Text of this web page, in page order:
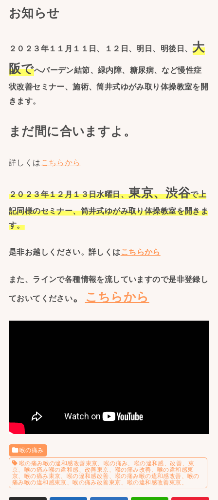
お知らせ
２０２３年１１月１１日、１２日、明日、明後日、 大
阪でへバーデン結節、緑内障、糖尿病、など慢性症
状改善セミナー、施術、筒井式ゆがみ取り体操教室を開
きます。
まだ間に合いますよ。
詳しくは こちらから
２０２３年１２月１３日水曜日、東京、渋谷で上
記同様のセミナー、筒井式ゆがみ取り体操教室を開きま
す。
是非お越しください。詳しくは こちらから
また、ラインで各種情報を流していますので是非登録し
ておいてください。 こちらから
喉の痛み
喉の痛み喉の違和感改善東京、喉の痛み、喉の違和感、改善、東
京、喉の痛み喉の違和感、改善東京、喉の痛み改善、喉の違和感東
京、喉の痛み東京、喉の違和感改善、喉の痛み喉の違和感改善、喉の
痛み喉の違和感東京、喉の痛み改善東京、喉の違和感改善東京、